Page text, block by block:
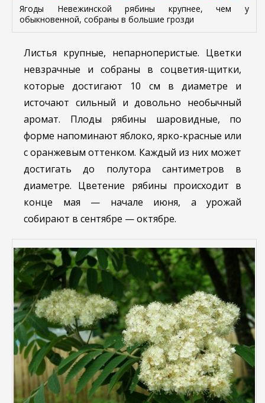
Ягоды Невежинской рябины крупнее, чем у
обыкновенной, собраны в большие грозди
Листья крупные, непарноперистые. Цветки
невзрачные и собраны в соцветия-щитки,
которые достигают 10 см в диаметре и
источают сильный и довольно необычный
аромат. Плоды рябины шаровидные, по
форме напоминают яблоко, ярко-красные или
с оранжевым оттенком. Каждый из них может
достигать до полутора сантиметров в
диаметре. Цветение рябины происходит в
конце мая — начале июня, а урожай
собирают в сентябре — октябре.